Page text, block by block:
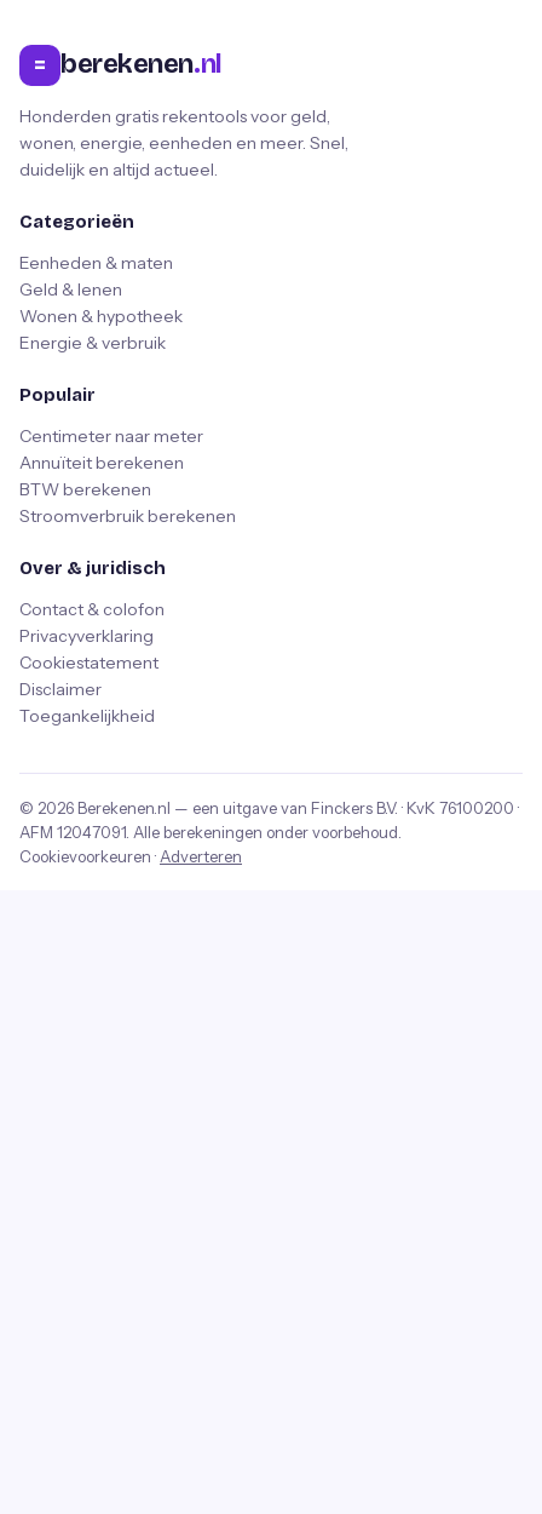
= berekenen.nl
Honderden gratis rekentools voor geld,
wonen, energie, eenheden en meer. Snel,
duidelijk en altijd actueel.
Categorieën
Eenheden & maten
Geld & lenen
Wonen & hypotheek
Energie & verbruik
Populair
Centimeter naar meter
Annuïteit berekenen
BTW berekenen
Stroomverbruik berekenen
Over & juridisch
Contact & colofon
Privacyverklaring
Cookiestatement
Disclaimer
Toegankelijkheid
© 2026 Berekenen.nl — een uitgave van Finckers B.V. · KvK 76100200 ·
AFM 12047091 . Alle berekeningen onder voorbehoud.
Cookievoorkeuren · Adverteren